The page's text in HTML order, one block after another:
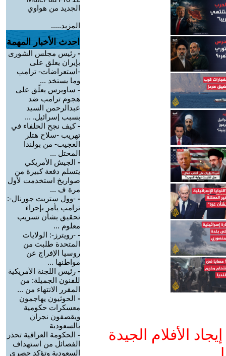
الأفلام الجيدة
الجديد من هواوي
المزيد.....
احدث الأخبار المهمة
- رئيس مجلس الشورى
بإيران يعلق على
-استعراضات- ترامب
وما يستخد ...
- ساويرس يعلّق على
هجوم ترامب ضد
عبدالرحمن السيد
بسبب إسرائيل. ...
-كيف نجح الحلفاء في
تهريب -سلاح هتلر
العجيب- من بولندا
المحتل ...
- الجيش الأمريكي
يتسلم دفعة كبيرة من
صواريخ استخدمت لأول
مرة ف ...
- -وول ستريت جورنال-:
ترامب يأمر بإجراء
تحقيق بشأن تسريب
معلوم ...
- -رويترز-: الولايات
المتحدة طلبت من
روسيا الإفراج عن
مواطنها ...
- رئيس اللجنة الأمريكية
للفنون الجميلة: من
المقرر الانتهاء من ...
- الحوثيون يهاجمون
معسكرات حكومية
ويقصفون نجران
بالسعودية
- الحكومة العراقية تحذر
الفصائل من استهداف
السعودية وتؤكد حصري